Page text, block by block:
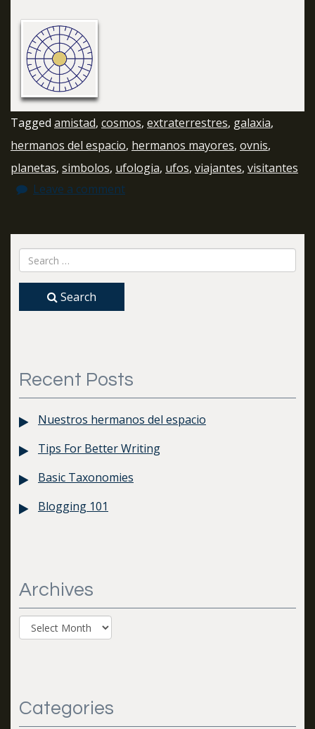
Tagged amistad, cosmos, extraterrestres, galaxia,
hermanos del espacio, hermanos mayores, ovnis,
planetas, simbolos, ufologia, ufos, viajantes, visitantes
Leave a comment
Search
Recent Posts
Nuestros hermanos del espacio
Tips For Better Writing
Basic Taxonomies
Blogging 101
Archives
Archives
Categories